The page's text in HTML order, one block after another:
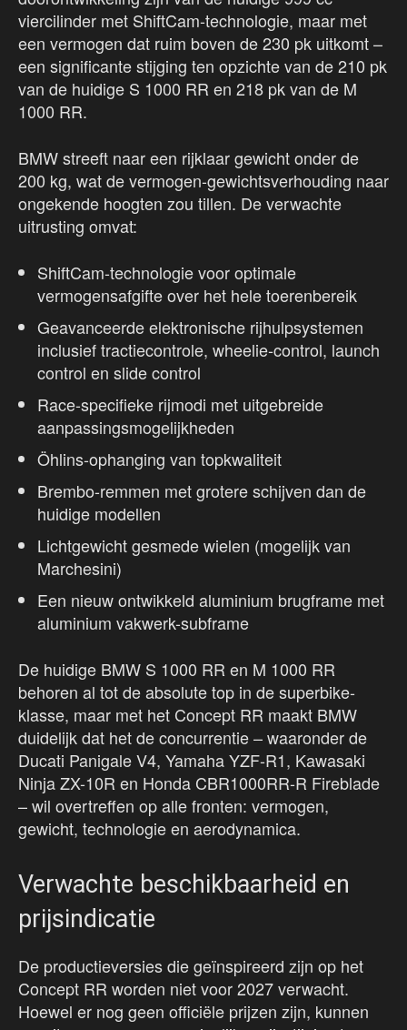
viercilinder met ShiftCam-technologie, maar met
een vermogen dat ruim boven de 230 pk uitkomt –
een significante stijging ten opzichte van de 210 pk
van de huidige S 1000 RR en 218 pk van de M
1000 RR.
BMW streeft naar een rijklaar gewicht onder de
200 kg, wat de vermogen-gewichtsverhouding naar
ongekende hoogten zou tillen. De verwachte
uitrusting omvat:
ShiftCam-technologie voor optimale
vermogensafgifte over het hele toerenbereik
Geavanceerde elektronische rijhulpsystemen
inclusief tractiecontrole, wheelie-control, launch
control en slide control
Race-specifieke rijmodi met uitgebreide
aanpassingsmogelijkheden
Öhlins-ophanging van topkwaliteit
Brembo-remmen met grotere schijven dan de
huidige modellen
Lichtgewicht gesmede wielen (mogelijk van
Marchesini)
Een nieuw ontwikkeld aluminium brugframe met
aluminium vakwerk-subframe
De huidige BMW S 1000 RR en M 1000 RR
behoren al tot de absolute top in de superbike-
klasse, maar met het Concept RR maakt BMW
duidelijk dat het de concurrentie – waaronder de
Ducati Panigale V4, Yamaha YZF-R1, Kawasaki
Ninja ZX-10R en Honda CBR1000RR-R Fireblade
– wil overtreffen op alle fronten: vermogen,
gewicht, technologie en aerodynamica.
Verwachte beschikbaarheid en
prijsindicatie
De productieversies die geïnspireerd zijn op het
Concept RR worden niet voor 2027 verwacht.
Hoewel er nog geen officiële prijzen zijn, kunnen